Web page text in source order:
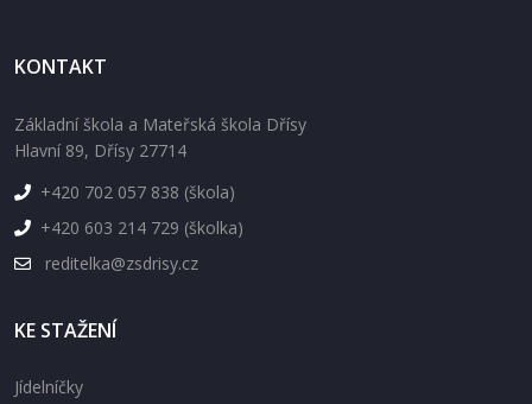
KONTAKT
Základní škola a Mateřská škola Dřísy
Hlavní 89, Dřísy 27714
+420 702 057 838 (škola)
+420 603 214 729 (školka)
reditelka@zsdrisy.cz
KE STAŽENÍ
Jídelníčky